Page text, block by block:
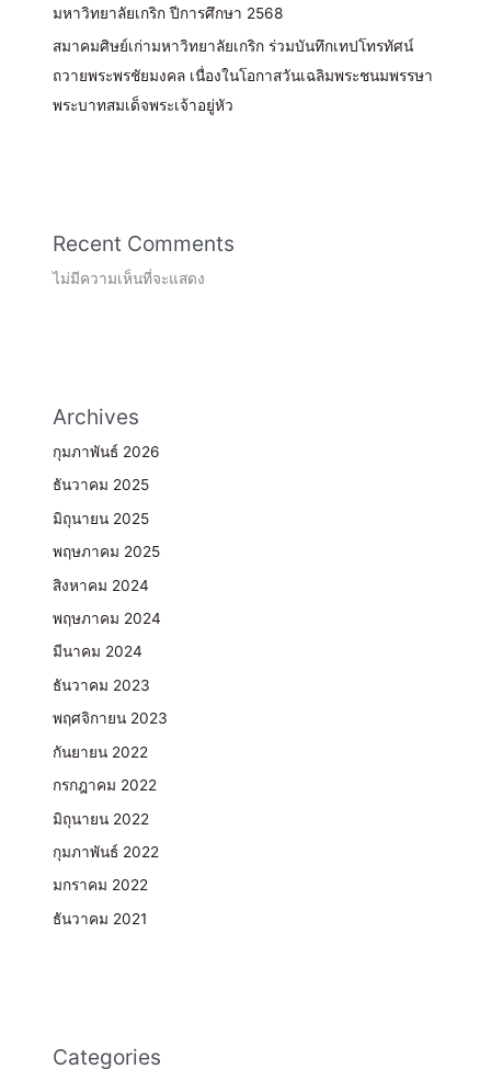
มหาวิทยาลัยเกริก ปีการศึกษา 2568
สมาคมศิษย์เก่ามหาวิทยาลัยเกริก ร่วมบันทึกเทปโทรทัศน์
ถวายพระพรชัยมงคล เนื่องในโอกาสวันเฉลิมพระชนมพรรษา
พระบาทสมเด็จพระเจ้าอยู่หัว
Recent Comments
ไม่มีความเห็นที่จะแสดง
Archives
กุมภาพันธ์ 2026
ธันวาคม 2025
มิถุนายน 2025
พฤษภาคม 2025
สิงหาคม 2024
พฤษภาคม 2024
มีนาคม 2024
ธันวาคม 2023
พฤศจิกายน 2023
กันยายน 2022
กรกฎาคม 2022
มิถุนายน 2022
กุมภาพันธ์ 2022
มกราคม 2022
ธันวาคม 2021
Categories